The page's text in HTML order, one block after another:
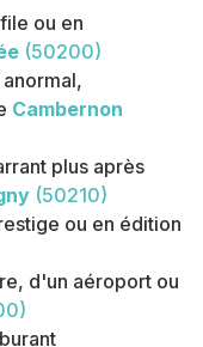
ou en
(50200)
Cambernon
plus après
(50210)
ou en édition
d'un aéroport ou